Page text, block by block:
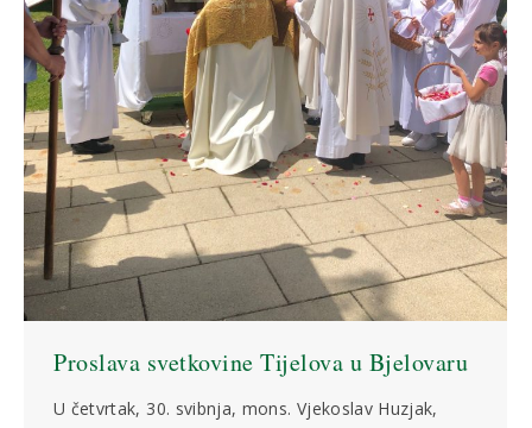
Proslava svetkovine Tijelova u Bjelovaru
U četvrtak, 30. svibnja, mons. Vjekoslav Huzjak,